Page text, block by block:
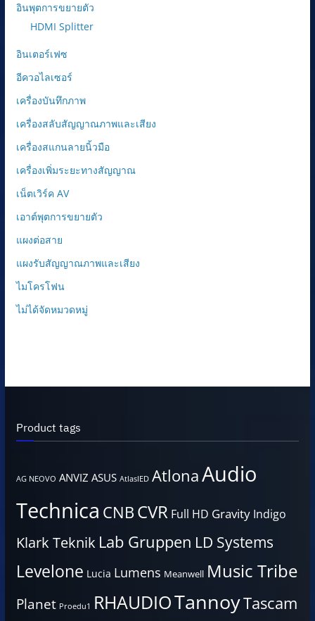
อินพุตการขยายตัว
HDMI Splitter
อินเตอร์เฟซ
อีควอไลเซอร์
เครื่องบันทึกภาพ
เครื่องสลับสัญญาณภาพและเสียง
เครื่องสแกนลายนิ้วมือ
เครื่องเพิ่มระยะทางสัญญาณ
เน็ตเวิร์ค AV
เอาต์พุตการขยายตัว
แผงต่อสาย
แผงรับสัญญาณภาพและเสียง
ไมโครโฟน
ไม่ได้จัดหมวดหมู่
Product tags
AG NEOVO ANVIZ ASUS AtlasIED AtlonaAudio
Technica CNBCVR Full HD Gravity Indigo
Klark Teknik Lab Gruppen LD Systems
Levelone Lucia Lumens Meanwell Music Tribe
Planet Proedu1 RHAUDIOTannoyTascam